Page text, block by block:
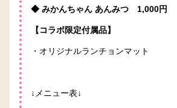
◆ みかんちゃん あんみつ 1,000円
【コラボ限定付属品】
・オリジナルランチョンマット
↓メニュー表↓